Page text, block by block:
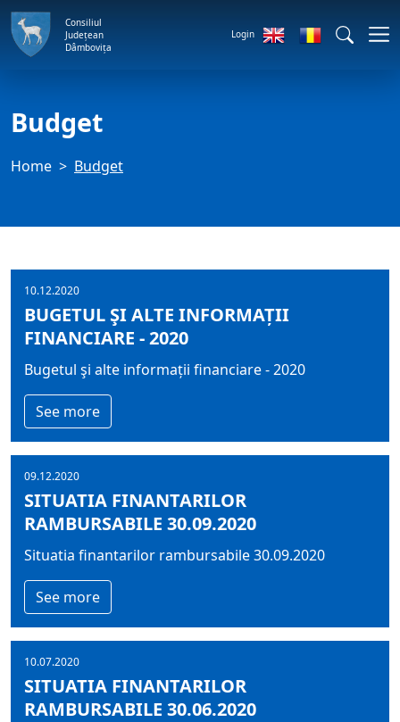
Consiliul
Județean
Dâmbovița
Login
Budget
Home Budget
10.12.2020
BUGETUL ŞI ALTE INFORMAȚII
FINANCIARE - 2020
Bugetul şi alte informații financiare - 2020
See more
09.12.2020
SITUATIA FINANTARILOR
RAMBURSABILE 30.09.2020
Situatia finantarilor rambursabile 30.09.2020
See more
10.07.2020
SITUATIA FINANTARILOR
RAMBURSABILE 30.06.2020